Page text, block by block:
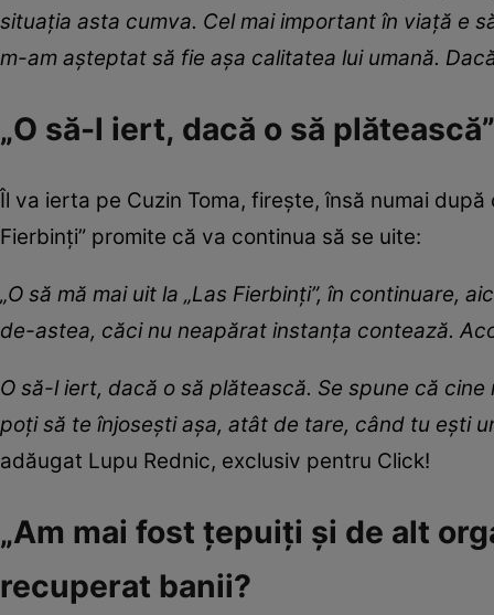
situația asta cumva. Cel mai important în viață e
m-am așteptat să fie așa calitatea lui umană.
„O să-l iert, dacă o să plătească”
Îl va ierta pe Cuzin Toma, firește, însă numai
Fierbinți” promite că va continua să se uite:
„O să mă mai uit la „Las Fierbinți”, în continuare,
de-astea, căci nu neapărat instanța contează.
O să-l iert, dacă o să plătească. Se spune că
poți să te înjosești așa, atât de tare, când tu ești
adăugat Lupu Rednic, exclusiv pentru Click!
„Am mai fost țepuiți și de alt
recuperat banii?